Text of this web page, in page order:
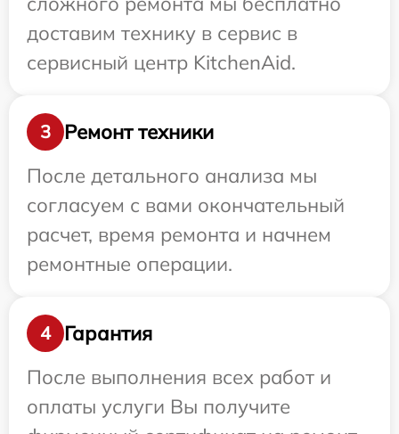
доставим технику в сервис в
сервисный центр KitchenAid.
3
Ремонт техники
После детального анализа мы
согласуем с вами окончательный
расчет, время ремонта и начнем
ремонтные операции.
4
Гарантия
После выполнения всех работ и
оплаты услуги Вы получите